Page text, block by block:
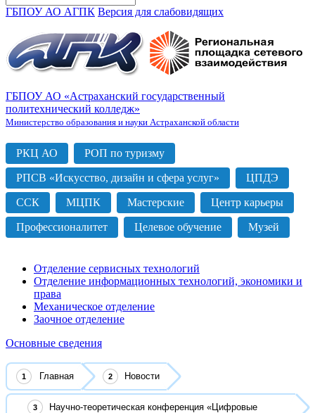
ГБПОУ АО АГПК Версия для слабовидящих
ГБПОУ АО «Астраханский государственный
политехнический колледж»
Министерство образования и науки Астраханской области
РКЦ АО РОП по туризму
РПСВ «Искусство, дизайн и сфера услуг» ЦПДЭ
ССК МЦПК Мастерские Центр карьеры
Профессионалитет Целевое обучение Музей
Отделение сервисных технологий
Отделение информационных технологий, экономики и
права
Механическое отделение
Заочное отделение
Основные сведения
Главная Новости
Научно-теоретическая конференция «Цифровые